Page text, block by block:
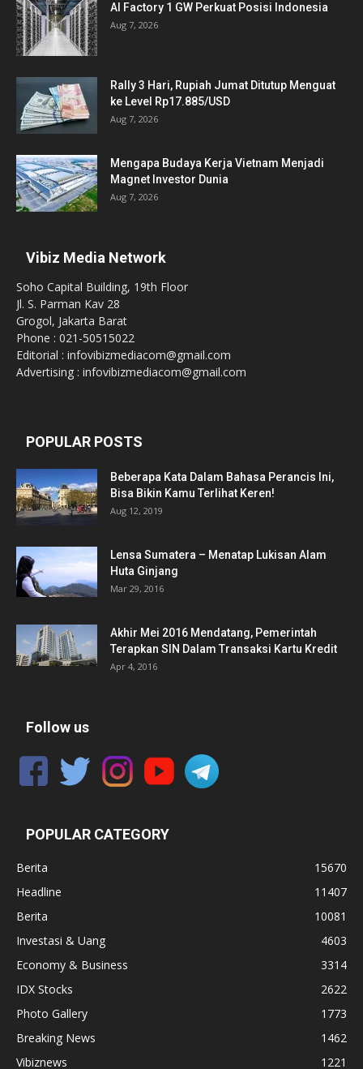
AI Factory 1 GW Perkuat Posisi Indonesia
Aug 7, 2026
Rally 3 Hari, Rupiah Jumat Ditutup Menguat
ke Level Rp17.885/USD
Aug 7, 2026
Mengapa Budaya Kerja Vietnam Menjadi
Magnet Investor Dunia
Aug 7, 2026
Vibiz Media Network
Soho Capital Building, 19th Floor
Jl. S. Parman Kav 28
Grogol, Jakarta Barat
Phone : 021-50515022
Editorial : infovibizmediacom@gmail.com
Advertising : infovibizmediacom@gmail.com
POPULAR POSTS
Beberapa Kata Dalam Bahasa Perancis Ini,
Bisa Bikin Kamu Terlihat Keren!
Aug 12, 2019
Lensa Sumatera – Menatap Lukisan Alam
Huta Ginjang
Mar 29, 2016
Akhir Mei 2016 Mendatang, Pemerintah
Terapkan SIN Dalam Transaksi Kartu Kredit
Apr 4, 2016
Follow us
POPULAR CATEGORY
Berita
15670
Headline
11407
Berita
10081
Investasi & Uang
4603
Economy & Business
3314
IDX Stocks
2622
Photo Gallery
1773
Breaking News
1462
Vibiznews
1221